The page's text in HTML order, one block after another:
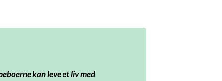
kan leve et liv med